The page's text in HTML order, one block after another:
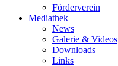
Förderverein
Mediathek
News
Galerie & Videos
Downloads
Links